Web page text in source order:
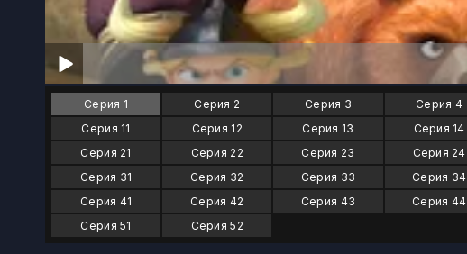
Серия 1 Серия 2 Серия 3 Серия 4
Серия 11
Серия 12 Серия 13 Серия 14
Серия 21
Серия 22 Серия 23 Серия 24
Серия 31
Серия 32 Серия 33 Серия 34
Серия 41
Серия 42 Серия 43 Серия 44
Серия 51
Серия 52